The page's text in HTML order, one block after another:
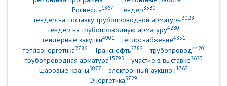
Роснефть1867 тендер8530
тендер на поставку трубопроводной арматуры3028
тендер на трубопроводную арматуру4280
тендерные закупки4901 теплоснабжение4851
теплоэнергетика2786 Транснефть2782 трубопровод4420
трубопроводная арматура15795 участие в выставке2623
шаровые краны5077 электронный аукцион1763
Энергетика5729